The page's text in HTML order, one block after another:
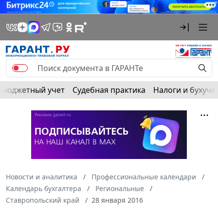
Бюджетный учет Судебная практика Налоги и
Новости и аналитика
Профессиональные календари
Календарь бухгалтера
Региональные
Ставропольский край
28 января 2016